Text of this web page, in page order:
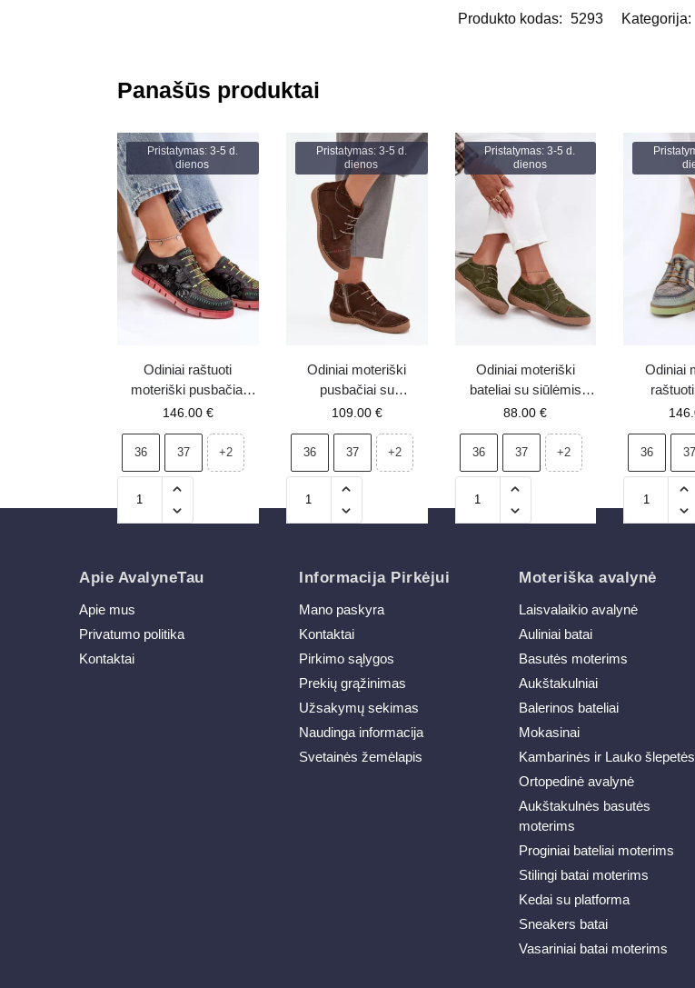
Produkto kodas: 5293 Kategorija:
Panašūs produktai
Pristatymas: 3-5 d.
dienos
Odiniai raštuoti
moteriški pusbačiai
Maciejka 06784-20
146.00 €
36 37 +2
Pristatymas: 3-5 d.
dienos
Odiniai moteriški
pusbačiai su
siuvinėjimais ir
57C2117 rudi
109.00 €
36 37 +2
Pristatymas: 3-5 d.
dienos
Odiniai moteriški
bateliai su siūlėmis
Artiker 57C2112 žali
88.00€
36 37 +2
Odiniai
Maciejka
36 37
Apie AvalyneTau
Apie mus
Privatumo politika
Kontaktai
Informacija Pirkėjui
Mano paskyra
Kontaktai
Pirkimo sąlygos
Prekių grąžinimas
Užsakymų sekimas
Naudinga informacija
Svetainės žemėlapis
Moteriška avalynė
Laisvalaikio avalynė
Auliniai batai
Basutės moterims
Aukštakulniai
Balerinos bateliai
Mokasinai
Kambarinės ir Lauko šlepetės
Ortopedinė avalynė
Aukštakulnės basutės
moterims
Proginiai bateliai moterims
Stilingi batai moterims
Kedai su platforma
Sneakers batai
Vasariniai batai moterims